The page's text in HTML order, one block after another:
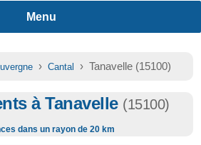
› Cantal › Tanavelle (15100)
à Tanavelle (15100)
dans un rayon de 20 km